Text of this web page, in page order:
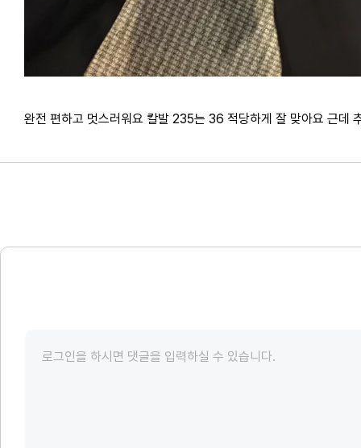
완전 편하고 멋스러워요 칼발 235는 36 적당하게 잘 맞아요 근데